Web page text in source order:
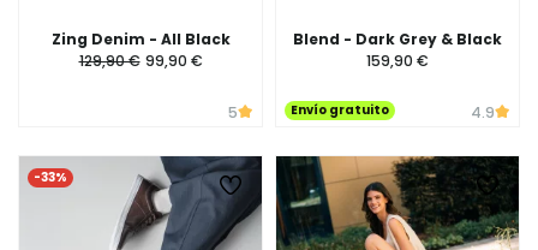
Zing Denim - All Black
129,90 € 99,90 €
5
Blend - Dark Grey & Black
159,90 €
Envío gratuito 4.9
-33%